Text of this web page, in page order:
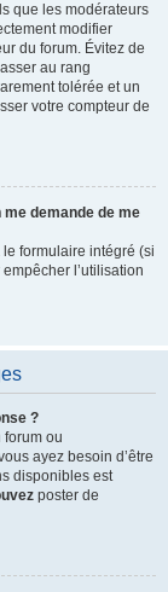
que les modérateurs
modifier
du forum. Évitez de
au rang
tolérée et un
votre compteur de
me demande de me
formulaire intégré (si
l’utilisation
?
forum ou
ayez besoin d’être
disponibles est
poster de